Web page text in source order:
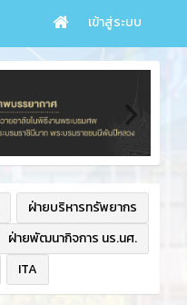
เข้าสู่ระบบ
ฝ่ายบริหารทรัพยากร
ฝ่ายพัฒนากิจการ นร.นศ.
ITA